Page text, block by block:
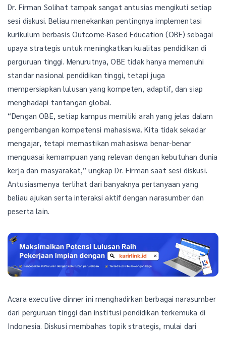
Dr. Firman Solihat tampak sangat antusias mengikuti setiap
sesi diskusi. Beliau menekankan pentingnya implementasi
kurikulum berbasis Outcome-Based Education (OBE) sebagai
upaya strategis untuk meningkatkan kualitas pendidikan di
perguruan tinggi. Menurutnya, OBE tidak hanya memenuhi
standar nasional pendidikan tinggi, tetapi juga
mempersiapkan lulusan yang kompeten, adaptif, dan siap
menghadapi tantangan global.
“Dengan OBE, setiap kampus memiliki arah yang jelas dalam
pengembangan kompetensi mahasiswa. Kita tidak sekadar
mengajar, tetapi memastikan mahasiswa benar-benar
menguasai kemampuan yang relevan dengan kebutuhan dunia
kerja dan masyarakat,” ungkap Dr. Firman saat sesi diskusi.
Antusiasmenya terlihat dari banyaknya pertanyaan yang
beliau ajukan serta interaksi aktif dengan narasumber dan
peserta lain.
Acara executive dinner ini menghadirkan berbagai narasumber
dari perguruan tinggi dan institusi pendidikan terkemuka di
Indonesia. Diskusi membahas topik strategis, mulai dari